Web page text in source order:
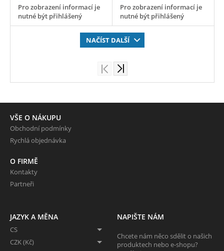
Pro zobrazení informací je
nutné být přihlášený
Pro zobrazení informací je
nutné být přihlášený
NAČÍST DALŠÍ
VŠE O NÁKUPU
Obchodní podmínky
Rychlá objednávka
O FIRMĚ
Kontakty
Partneři
JAZYK A MĚNA
CS
CZK (Kč)
NAPIŠTE NÁM
Chcete nám něco sdělit o našich
produktech nebo e-shopu?